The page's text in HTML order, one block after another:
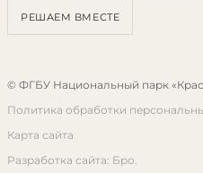
РЕШАЕМ ВМЕСТЕ
© ФГБУ Национальный парк
Политика обработки
Карта сайта
Разработка сайта: Бро.